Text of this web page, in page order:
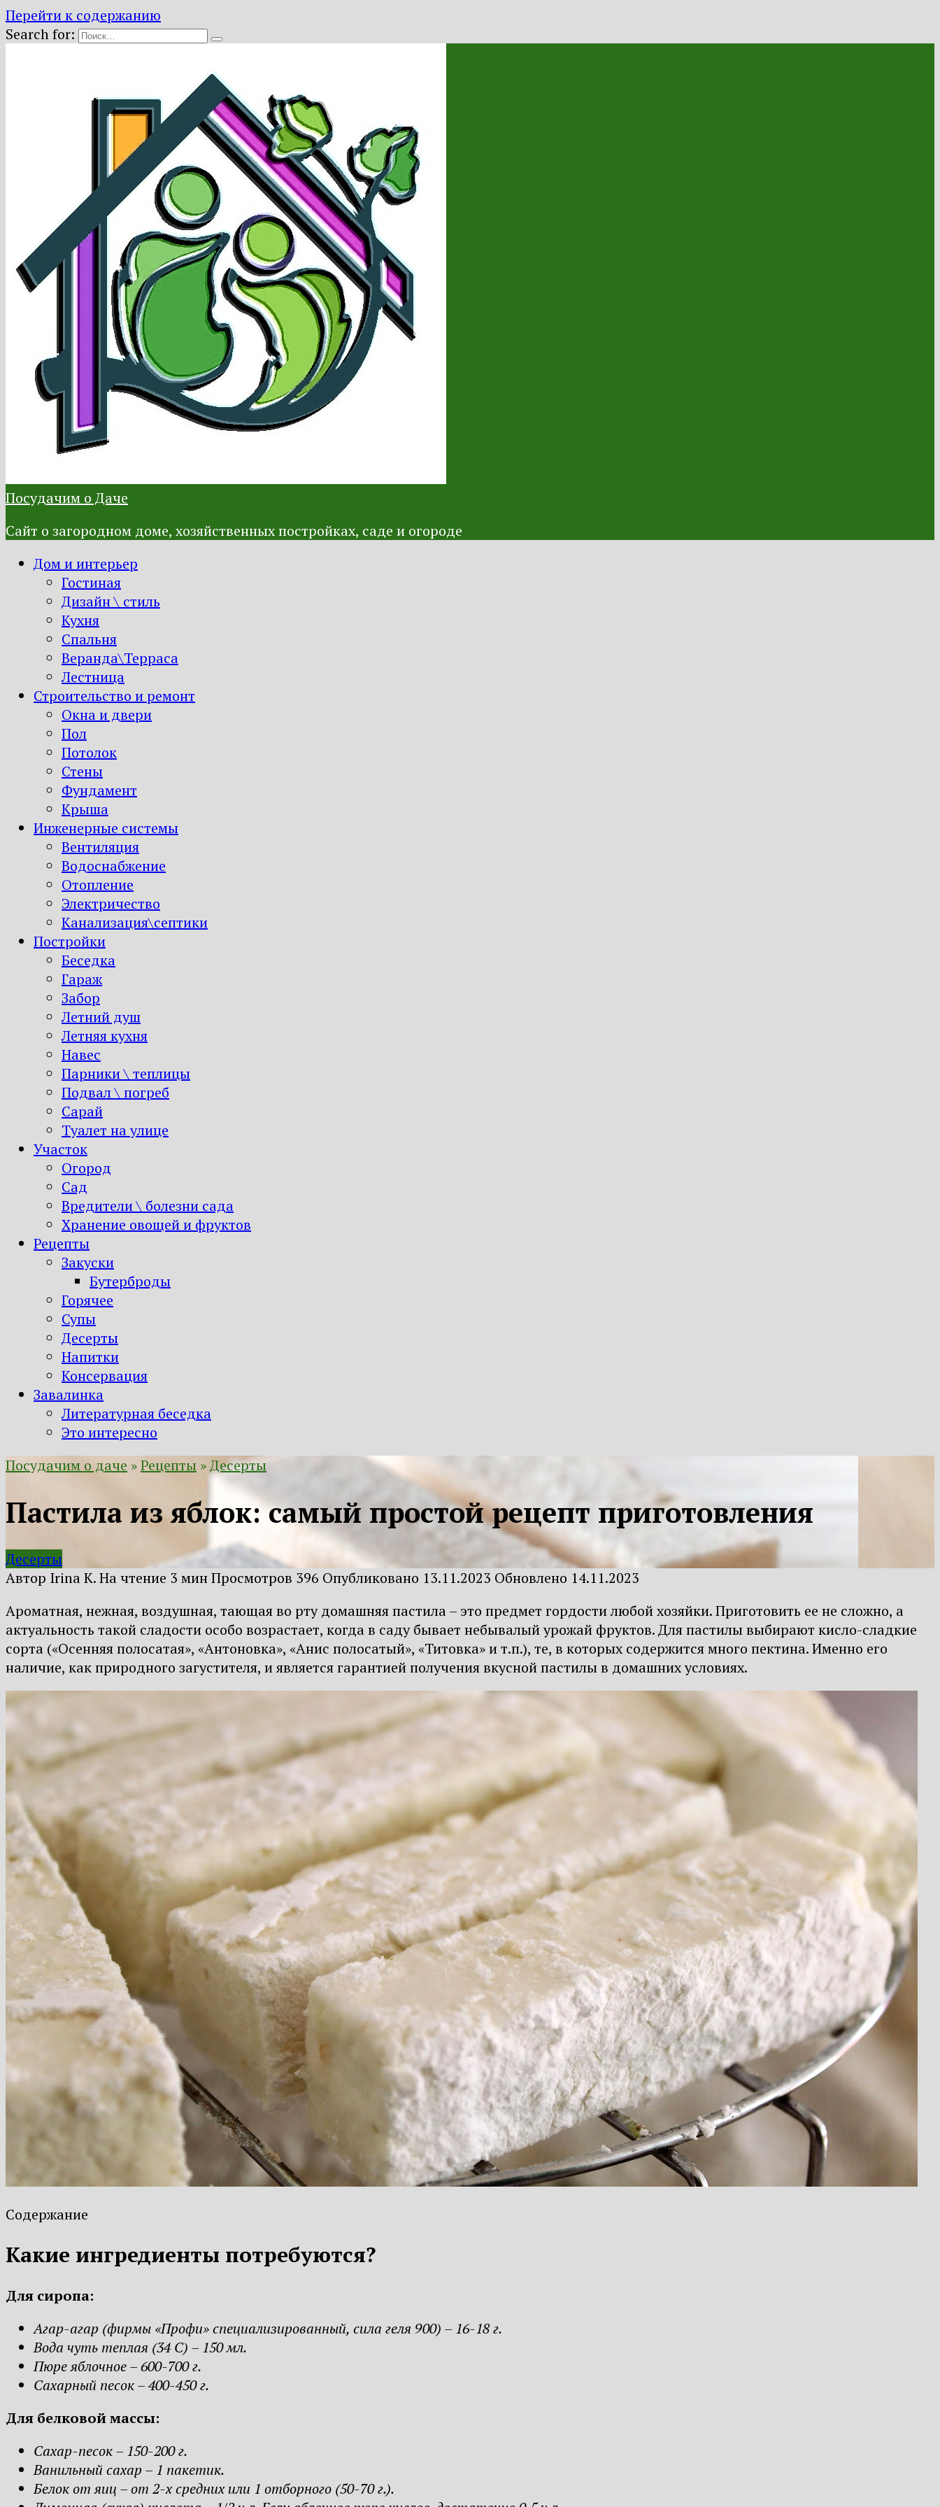
Перейти к содержанию
Search for:
Посудачим о Даче
Сайт о загородном доме, хозяйственных постройках, саде и огороде
Дом и интерьер
Гостиная
Дизайн \ стиль
Кухня
Спальня
Веранда\Терраса
Лестница
Строительство и ремонт
Окна и двери
Пол
Потолок
Стены
Фундамент
Крыша
Инженерные системы
Вентиляция
Водоснабжение
Отопление
Электричество
Канализация\септики
Постройки
Беседка
Гараж
Забор
Летний душ
Летняя кухня
Навес
Парники \ теплицы
Подвал \ погреб
Сарай
Туалет на улице
Участок
Огород
Сад
Вредители \ болезни сада
Хранение овощей и фруктов
Рецепты
Закуски
Бутерброды
Горячее
Супы
Десерты
Напитки
Консервация
Завалинка
Литературная беседка
Это интересно
Посудачим о даче »Рецепты »Десерты
Пастила из яблок: самый простой рецепт приготовления
Десерты
Автор Irina K.На чтение 3 минПросмотров 396 Опубликовано 13.11.2023 Обновлено 14.11.2023
Ароматная, нежная, воздушная, тающая во рту домашняя пастила – это предмет гордости любой хозяйки. Приготовить ее не сложно, а
актуальность такой сладости особо возрастает, когда в саду бывает небывалый урожай фруктов. Для пастилы выбирают кисло-сладкие
сорта («Осенняя полосатая», «Антоновка», «Анис полосатый», «Титовка» и т.п.), те, в которых содержится много пектина. Именно его
наличие, как природного загустителя, и является гарантией получения вкусной пастилы в домашних условиях.
Содержание
Какие ингредиенты потребуются?
Для сиропа:
Агар-агар (фирмы «Профи» специализированный, сила геля 900) – 16-18 г.
Вода чуть теплая (34 С) – 150 мл.
Пюре яблочное – 600-700 г.
Сахарный песок – 400-450 г.
Для белковой массы:
Сахар-песок – 150-200 г.
Ванильный сахар – 1 пакетик.
Белок от яиц – от 2-х средних или 1 отборного (50-70 г.).